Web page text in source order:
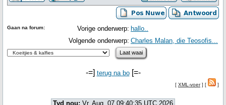
Vorige onderwerp: hallo..
Volgende onderwerp: Charles Malan, die Teosofis...
Gaan na forum:
-=] terug na bo[=-
[ XML-voer] [ ]
Tyd nou: Vr. Aug. 07 09:40:35 UTC 2026